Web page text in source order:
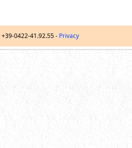
+39-0422-41.92.55- Privacy